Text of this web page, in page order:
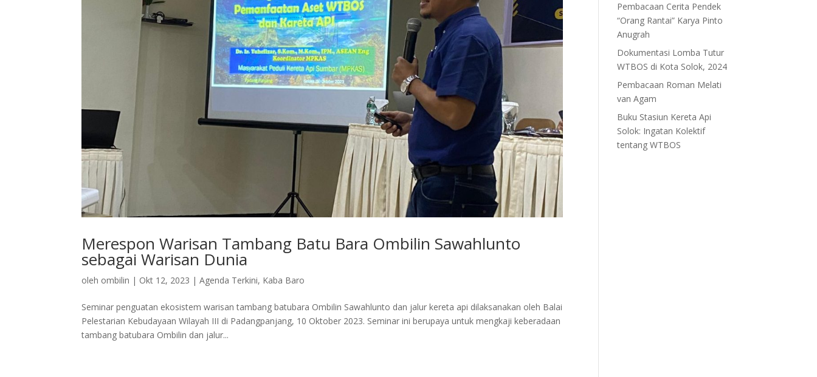
Merespon Warisan Tambang Batu Bara Ombilin Sawahlunto
sebagai Warisan Dunia
oleh ombilin | Okt 12, 2023 |Agenda Terkini, Kaba Baro
Seminar penguatan ekosistem warisan tambang batubara Ombilin Sawahlunto dan jalur kereta api dilaksanakan oleh Balai
Pelestarian Kebudayaan Wilayah III di Padangpanjang, 10 Oktober 2023. Seminar ini berupaya untuk mengkaji keberadaan
tambang batubara Ombilin dan jalur...
Pembacaan Cerita Pendek
“Orang Rantai” Karya Pinto
Anugrah
Dokumentasi Lomba Tutur
WTBOS di Kota Solok, 2024
Pembacaan Roman Melati
van Agam
Buku Stasiun Kereta Api
Solok: Ingatan Kolektif
tentang WTBOS